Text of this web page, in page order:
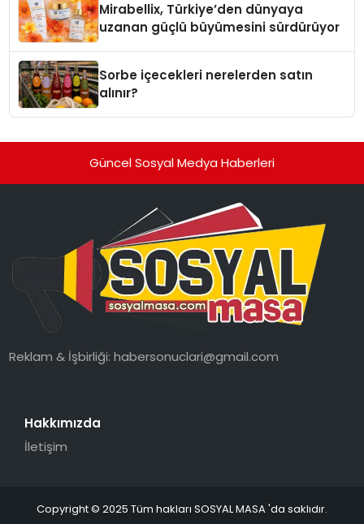
Mirabellix, Türkiye’den dünyaya
uzanan güçlü büyümesini sürdürüyor
Sorbe içecekleri nerelerden satın
alınır?
Güncel Sosyal Medya Haberleri
Reklam & İşbirliği:habersonuclari@gmail.com
Hakkımızda
İletişim
Copyright © 2025 Tüm hakları SOSYAL MASA 'da saklıdır.